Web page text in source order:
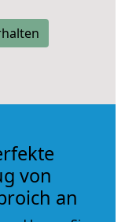
von
an